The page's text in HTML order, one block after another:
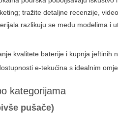
tražite detaljne recenzije,
razlikuju se među modelima i
kvalitete baterije i kupnja
e-tekućina s idealnim
kategorijama
pušače)